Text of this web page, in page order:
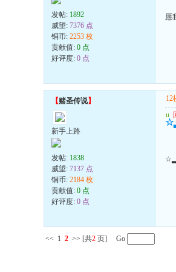
发帖: 1892
威望: 7376 点
铜币: 2253 枚
贡献值: 0 点
好评度: 0 点
愿
【赌圣传说】
新手上路
发帖: 1838
威望: 7137 点
铜币: 2184 枚
贡献值: 0 点
好评度: 0 点
12
u
<< 1 2 >> [共2 页] Go